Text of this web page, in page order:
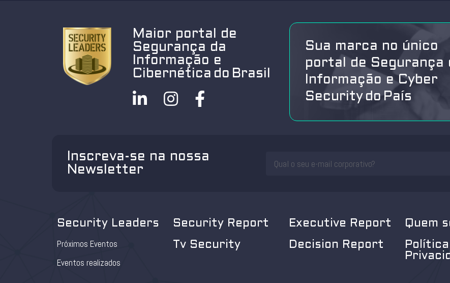
Maior portal de
Segurança da
Informação e
Cibernética do Brasil
Sua marca no único
portal de Segurança
Informação e Cyber
Security do País
Inscreva-se na nossa
Newsletter
Security Leaders
Próximos Eventos
Eventos realizados
Security Report
Tv Security
Executive Report
Decision Report
Quem